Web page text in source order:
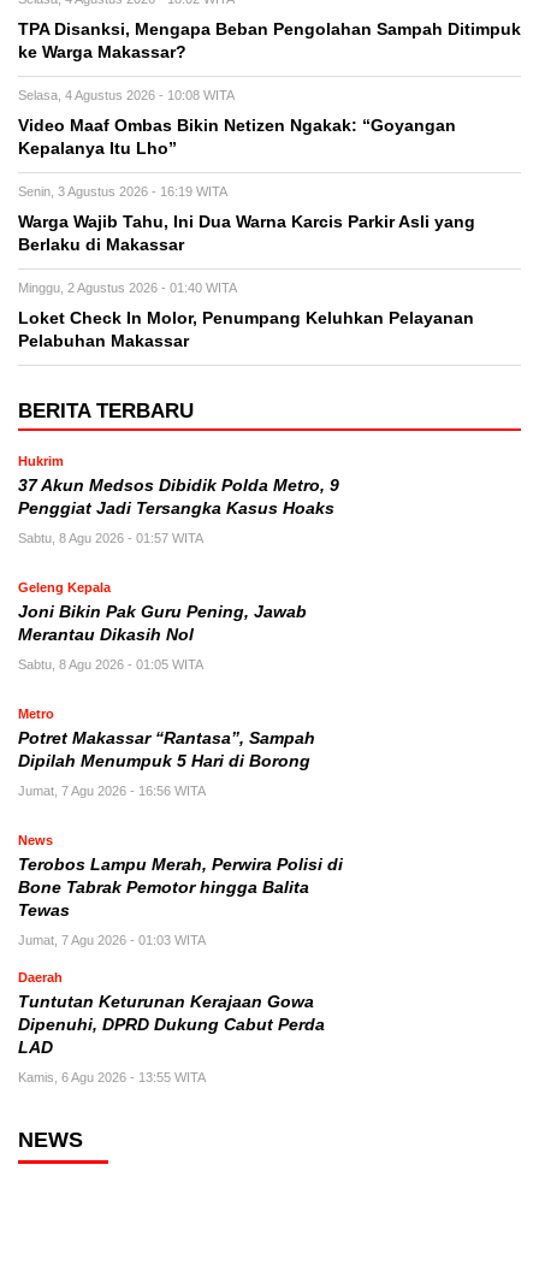
TPA Disanksi, Mengapa Beban Pengolahan Sampah Ditimpuk
ke Warga Makassar?
Selasa, 4 Agustus 2026 - 10:08 WITA
Video Maaf Ombas Bikin Netizen Ngakak: “Goyangan
Kepalanya Itu Lho”
Senin, 3 Agustus 2026 - 16:19 WITA
Warga Wajib Tahu, Ini Dua Warna Karcis Parkir Asli yang
Berlaku di Makassar
Minggu, 2 Agustus 2026 - 01:40 WITA
Loket Check In Molor, Penumpang Keluhkan Pelayanan
Pelabuhan Makassar
BERITA TERBARU
Hukrim
37 Akun Medsos Dibidik Polda Metro, 9
Penggiat Jadi Tersangka Kasus Hoaks
Sabtu, 8 Agu 2026 - 01:57 WITA
Geleng Kepala
Joni Bikin Pak Guru Pening, Jawab
Merantau Dikasih Nol
Sabtu, 8 Agu 2026 - 01:05 WITA
Metro
Potret Makassar “Rantasa”, Sampah
Dipilah Menumpuk 5 Hari di Borong
Jumat, 7 Agu 2026 - 16:56 WITA
News
Terobos Lampu Merah, Perwira Polisi di
Bone Tabrak Pemotor hingga Balita
Tewas
Jumat, 7 Agu 2026 - 01:03 WITA
Daerah
Tuntutan Keturunan Kerajaan Gowa
Dipenuhi, DPRD Dukung Cabut Perda
LAD
Kamis, 6 Agu 2026 - 13:55 WITA
NEWS